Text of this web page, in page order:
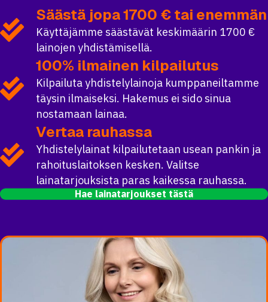
Säästä jopa 1700 € tai enemmän
Käyttäjämme säästävät keskimäärin 1700 €
lainojen yhdistämisellä.
100% ilmainen kilpailutus
Kilpailuta yhdistelylainoja kumppaneiltamme
täysin ilmaiseksi. Hakemus ei sido sinua
nostamaan lainaa.
Vertaa rauhassa
Yhdistelylainat kilpailutetaan usean pankin ja
rahoituslaitoksen kesken. Valitse
lainatarjouksista paras kaikessa rauhassa.
Hae lainatarjoukset tästä